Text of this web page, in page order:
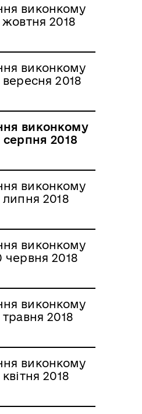
виконкому
жовтня 2018
виконкому
вересня 2018
виконкому
серпня 2018
виконкому
липня 2018
виконкому
червня 2018
виконкому
травня 2018
виконкому
квітня 2018